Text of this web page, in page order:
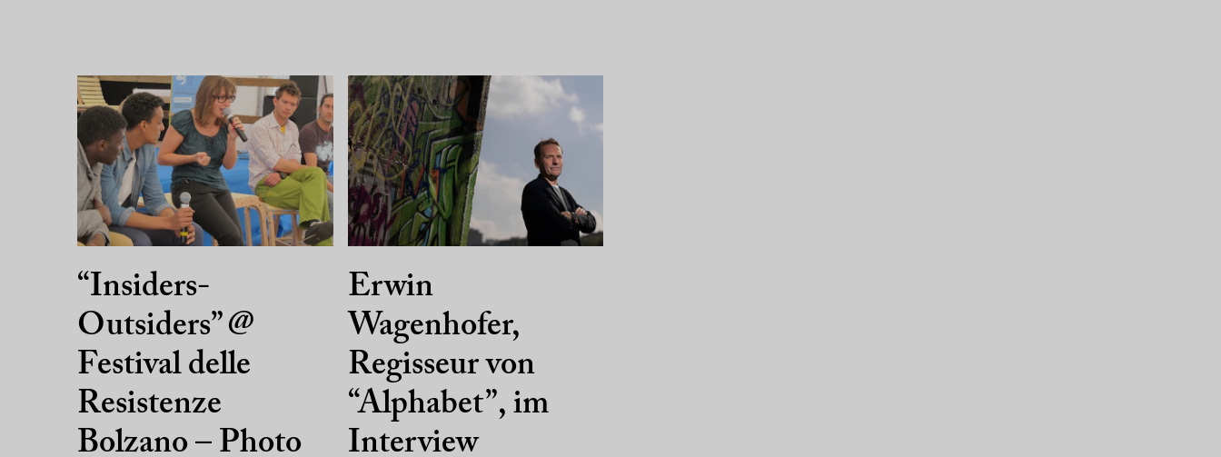
“Insiders-
Outsiders” @
Festival delle
Resistenze
Bolzano – Photo
Erwin
Wagenhofer,
Regisseur von
“Alphabet”, im
Interview